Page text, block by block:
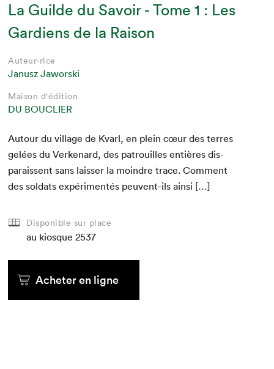
La Guilde du Savoir - Tome 1 : Les
Gardiens de la Raison
Auteur·rice
Janusz Jaworski
Maison d'édition
DU BOUCLIER
Autour du vil­lage de Kvarl, en plein cœur des ter­res
gelées du Verke­nard, des patrouilles entières dis­
parais­sent sans laiss­er la moin­dre trace. Com­ment
des sol­dats expéri­men­tés peu­vent-ils ainsi […]
Disponible sur place
au kiosque 2537
Acheter en ligne